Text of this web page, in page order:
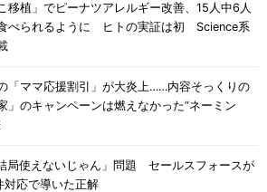
移植」でピーナツアレルギー改善、15人中6人
べられるように ヒトの実証は初 Science系
「ママ応援割引」が大炎上……内容そっくりの
」のキャンペーンは燃えなかった“ネーミン
局使えないじゃん」問題 セールスフォースが
対応で導いた正解